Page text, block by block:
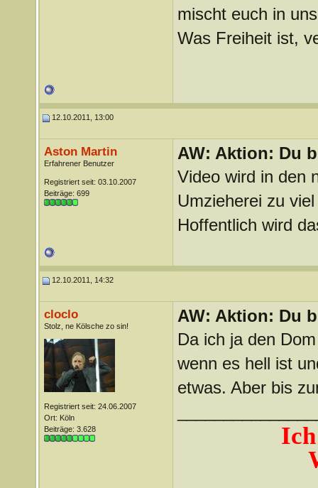
mischt euch in
Was Freiheit ist,
12.10.2011, 13:00
Aston Martin
Erfahrener Benutzer
Registriert seit: 03.10.2007
Beiträge: 699
AW: Aktion: Du
Video wird in den
Umzieherei zu
Hoffentlich wird
12.10.2011, 14:32
cloclo
Stolz, ne Kölsche zo sin!
Registriert seit: 24.06.2007
Ort: Köln
Beiträge: 3.628
AW: Aktion: Du
Da ich ja den
wenn es hell ist
etwas. Aber bis